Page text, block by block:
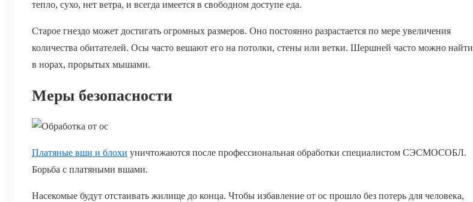
тепло, сухо, нет ветра, и всегда имеется в свободном доступе еда.
Старое гнездо может достигать огромных размеров. Оно постоянно разрастается по мере увеличения
количества обитателей. Осы часто вешают его на потолки, стены или ветки. Шершней часто можно найти
в норах, прорытых мышами.
Меры безопасности
Платяные вши и блохи уничтожаются после профессиональная обработки специалистом СЭСМОСОБЛ.
Борьба с платяными вшами.
Насекомые будут отстаивать жилище до конца. Чтобы избавление от ос прошло без потерь для человека,